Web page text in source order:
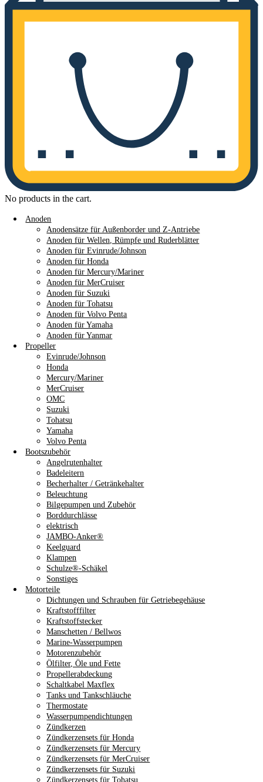
No products in the cart.
Anoden
Anodensätze für Außenborder und Z-Antriebe
Anoden für Wellen, Rümpfe und Ruderblätter
Anoden für Evinrude/Johnson
Anoden für Honda
Anoden für Mercury/Mariner
Anoden für MerCruiser
Anoden für Suzuki
Anoden für Tohatsu
Anoden für Volvo Penta
Anoden für Yamaha
Anoden für Yanmar
Propeller
Evinrude/Johnson
Honda
Mercury/Mariner
MerCruiser
OMC
Suzuki
Tohatsu
Yamaha
Volvo Penta
Bootszubehör
Angelrutenhalter
Badeleitern
Becherhalter / Getränkehalter
Beleuchtung
Bilgepumpen und Zubehör
Borddurchlässe
elektrisch
JAMBO-Anker®
Keelguard
Klampen
Schulze®-Schäkel
Sonstiges
Motorteile
Dichtungen und Schrauben für Getriebegehäuse
Kraftstofffilter
Kraftstoffstecker
Manschetten / Bellwos
Marine-Wasserpumpen
Motorenzubehör
Ölfilter, Öle und Fette
Propellerabdeckung
Schaltkabel Maxflex
Tanks und Tankschläuche
Thermostate
Wasserpumpendichtungen
Zündkerzen
Zündkerzensets für Honda
Zündkerzensets für Mercury
Zündkerzensets für MerCruiser
Zündkerzensets für Suzuki
Zündkerzensets für Tohatsu